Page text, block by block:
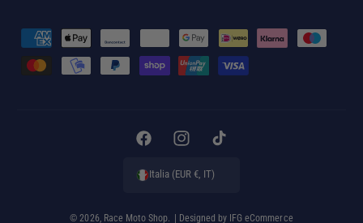
© 2026, Race Moto Shop. | Designed by IFG eCommerce
F
a
e
I
n
t
T
i
T
Italia (EUR €, IT)